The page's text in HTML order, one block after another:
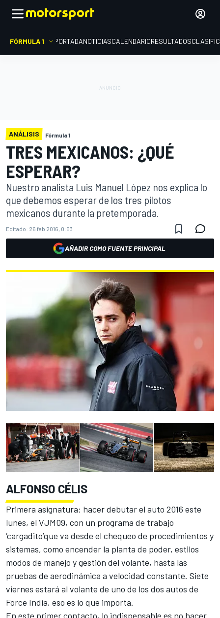
FÓRMULA 1 PORTADANOTICIASCALENDARIORESULTADOS
ANÁLISIS Fórmula 1
TRES MEXICANOS: ¿QUÉ
ESPERAR?
Nuestro analista Luis Manuel López nos explica lo
que debemos esperar de los tres pilotos
mexicanos durante la pretemporada.
Editado: 26 feb 2016, 0:53
AÑADIR COMO FUENTE PRINCIPAL
ALFONSO CÉLIS
Primera asignatura: hacer debutar el auto 2016 este
lunes, el VJM09, con un programa de trabajo
‘cargadito’que va desde el chequeo de procedimientos y
sistemas, como encender la planta de poder, estilos
modos de manejo y gestión del volante, hasta las
pruebas de aerodinámica a velocidad constante. Siete
viernes estará al volante de uno de los dos autos de
Force India, eso es lo que importa.
En este primer contacto, lo indispensable es no hacer